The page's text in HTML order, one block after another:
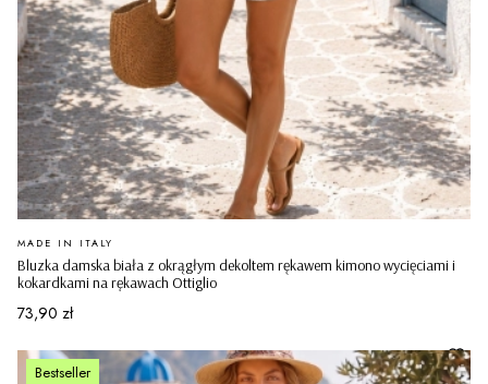
Bluzka damska biała z okrągłym dekoltem rękawem kimono wycięciami i
kokardkami na rękawach Ottiglio
PRODUCENT
MADE IN ITALY
Cena
73,90 zł
Bestseller